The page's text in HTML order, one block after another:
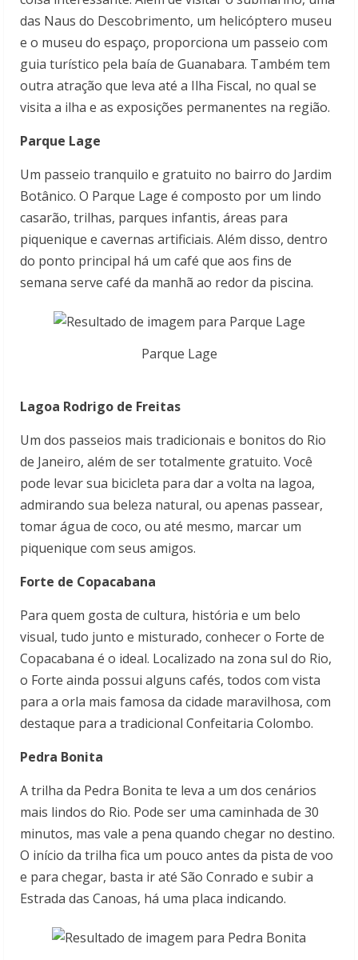
das Naus do Descobrimento, um helicóptero museu
e o museu do espaço, proporciona um passeio com
guia turístico pela baía de Guanabara. Também tem
outra atração que leva até a Ilha Fiscal, no qual se
visita a ilha e as exposições permanentes na região.
Parque Lage
Um passeio tranquilo e gratuito no bairro do Jardim
Botânico. O Parque Lage é composto por um lindo
casarão, trilhas, parques infantis, áreas para
piquenique e cavernas artificiais. Além disso, dentro
do ponto principal há um café que aos fins de
semana serve café da manhã ao redor da piscina.
Parque Lage
Lagoa Rodrigo de Freitas
Um dos passeios mais tradicionais e bonitos do Rio
de Janeiro, além de ser totalmente gratuito. Você
pode levar sua bicicleta para dar a volta na lagoa,
admirando sua beleza natural, ou apenas passear,
tomar água de coco, ou até mesmo, marcar um
piquenique com seus amigos.
Forte de Copacabana
Para quem gosta de cultura, história e um belo
visual, tudo junto e misturado, conhecer o Forte de
Copacabana é o ideal. Localizado na zona sul do Rio,
o Forte ainda possui alguns cafés, todos com vista
para a orla mais famosa da cidade maravilhosa, com
destaque para a tradicional Confeitaria Colombo.
Pedra Bonita
A trilha da Pedra Bonita te leva a um dos cenários
mais lindos do Rio. Pode ser uma caminhada de 30
minutos, mas vale a pena quando chegar no destino.
O início da trilha fica um pouco antes da pista de voo
e para chegar, basta ir até São Conrado e subir a
Estrada das Canoas, há uma placa indicando.